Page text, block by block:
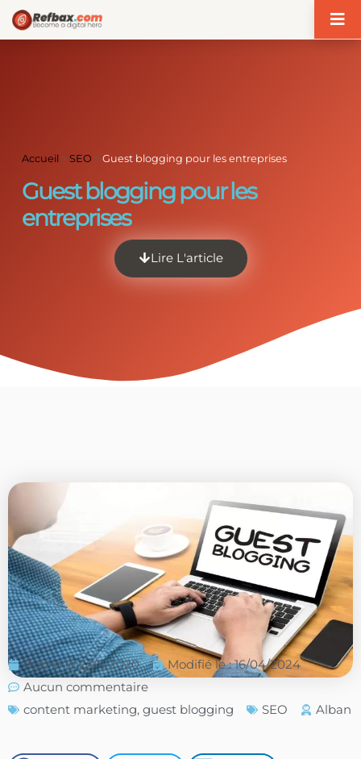
Accueil >SEO >Guest blogging pour les entreprises
Guest blogging pour les
entreprises
Lire L'article
Publié le 25/11/2020
Modifié le : 16/04/2024
Aucun commentaire
content marketing, guest blogging SEO Alban
Panneau de gestion des cookies